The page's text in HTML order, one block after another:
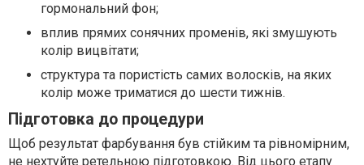
гормональний фон;
вплив прямих сонячних променів, які змушують
колір вицвітати;
структура та пористість самих волосків, на яких
колір може триматися до шести тижнів.
Підготовка до процедури
Щоб результат фарбування був стійким та рівномірним,
не нехтуйте ретельною підготовкою. Від цього етапу